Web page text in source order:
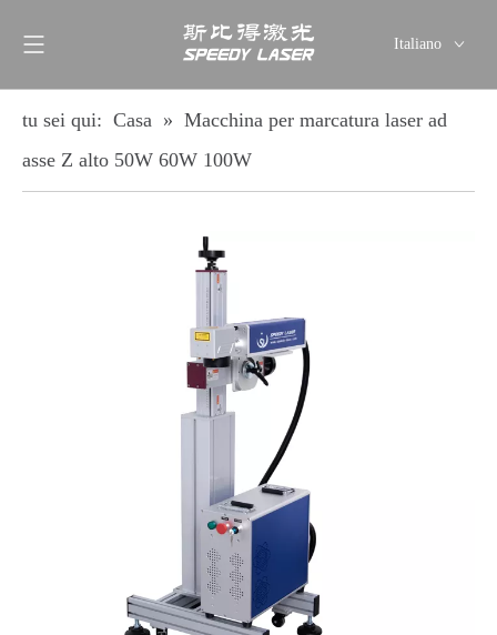
Italiano
简体中文
tu sei qui: Casa » Macchina per marcatura laser ad
asse Z alto 50W 60W 100W